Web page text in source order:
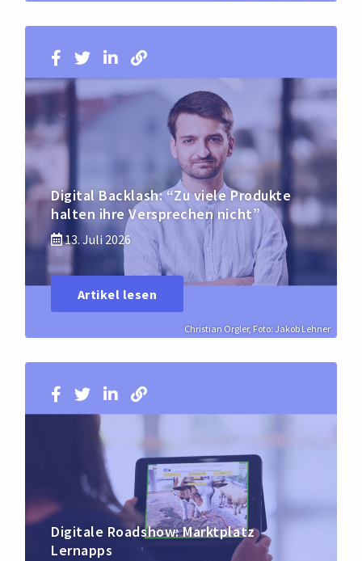
Christian Orgler, Foto: Jakob Lehner
Digital Backlash: “Zu viele Produkte
halten ihre Versprechen nicht”
13. Juli 2026
Artikel lesen
Digitale Roadshow: Marktplatz
Lernapps